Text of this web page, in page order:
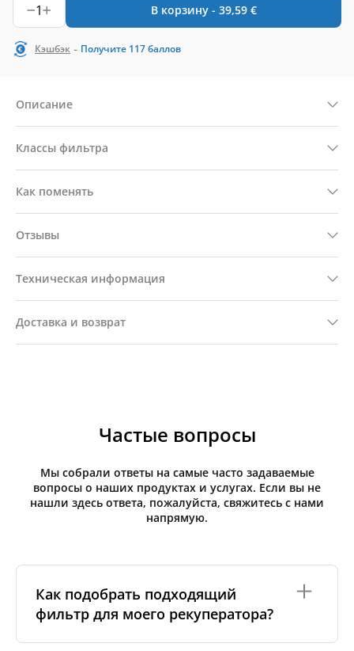
1 В корзину - 39,59 €
Кэшбэк - Получите 117баллов
Описание
Классы фильтра
Как поменять
Отзывы
Техническая информация
Доставка и возврат
Частые вопросы
Мы собрали ответы на самые часто задаваемые
вопросы о наших продуктах и услугах. Если вы не
нашли здесь ответа, пожалуйста, свяжитесь с нами
напрямую.
Как подобрать подходящий
фильтр для моего рекуператора?